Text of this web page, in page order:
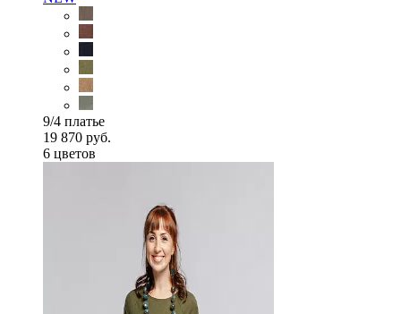
9/4 платье
19 870 руб.
6 цветов